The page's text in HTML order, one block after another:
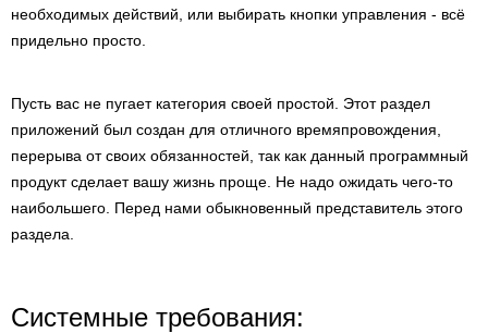
необходимых действий, или выбирать кнопки управления - всё
придельно просто.
Пусть вас не пугает категория своей простой. Этот раздел
приложений был создан для отличного времяпровождения,
перерыва от своих обязанностей, так как данный программный
продукт сделает вашу жизнь проще. Не надо ожидать чего-то
наибольшего. Перед нами обыкновенный представитель этого
раздела.
Системные требования: